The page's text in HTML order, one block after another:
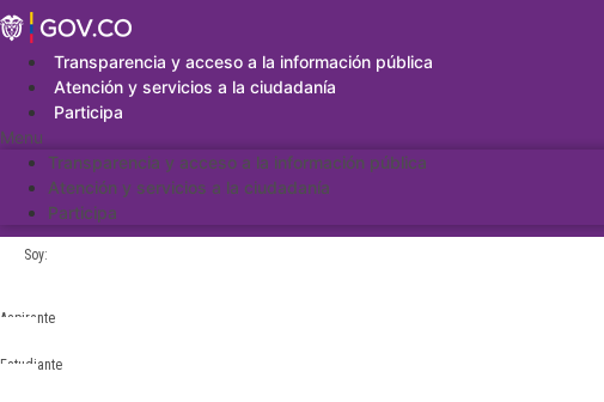
Saltar
al
contenidoTransparencia y acceso a la información pública
Atención y servicios a la ciudadanía
Participa
Menu
Transparencia y acceso a la información pública
Atención y servicios a la ciudadanía
Participa
Soy:
Aspirante
Estudiante